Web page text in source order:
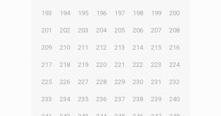
193 194 195 196 197 198 199 200
201 202 203 204 205 206 207 208
209 210 211 212 213 214 215 216
217 218 219 220 221 222 223 224
225 226 227 228 229 230 231 232
233 234 235 236 237 238 239 240